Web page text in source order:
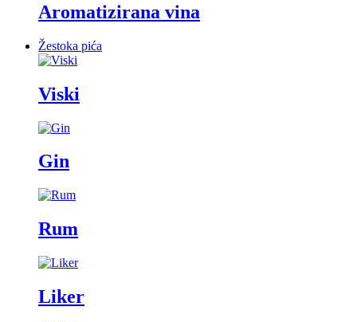
Aromatizirana vina
Žestoka pića
Viski
Gin
Rum
Liker